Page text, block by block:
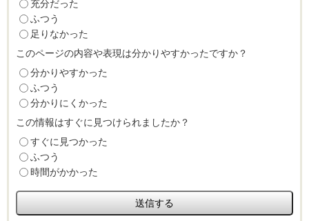
充分だった
ふつう
足りなかった
このページの内容や表現は分かりやすかったですか？
分かりやすかった
ふつう
分かりにくかった
この情報はすぐに見つけられましたか？
すぐに見つかった
ふつう
時間がかかった